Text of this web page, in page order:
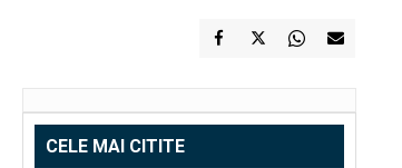
CELE MAI CITITE